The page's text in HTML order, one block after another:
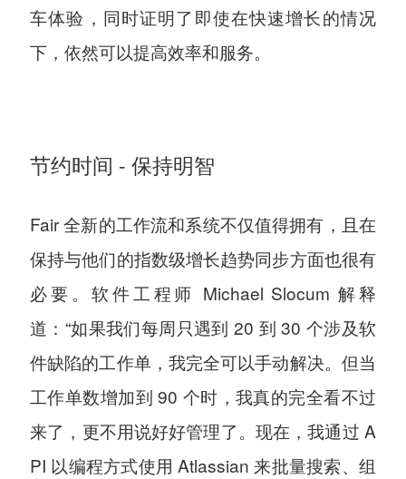
车体验，同时证明了即使在快速增长的情况
下，依然可以提高效率和服务。
节约时间 - 保持明智
Fair 全新的工作流和系统不仅值得拥有，且在
保持与他们的指数级增长趋势同步方面也很有
必要。软件工程师 Michael Slocum 解释
道：“如果我们每周只遇到 20 到 30 个涉及软
件缺陷的工作单，我完全可以手动解决。但当
工作单数增加到 90 个时，我真的完全看不过
来了，更不用说好好管理了。现在，我通过 A
PI 以编程方式使用 Atlassian 来批量搜索、组